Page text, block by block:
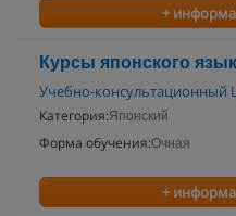
+
Курсы японского
Учебно-консультационный
Категория:Японский
Форма обучения:Очная
+